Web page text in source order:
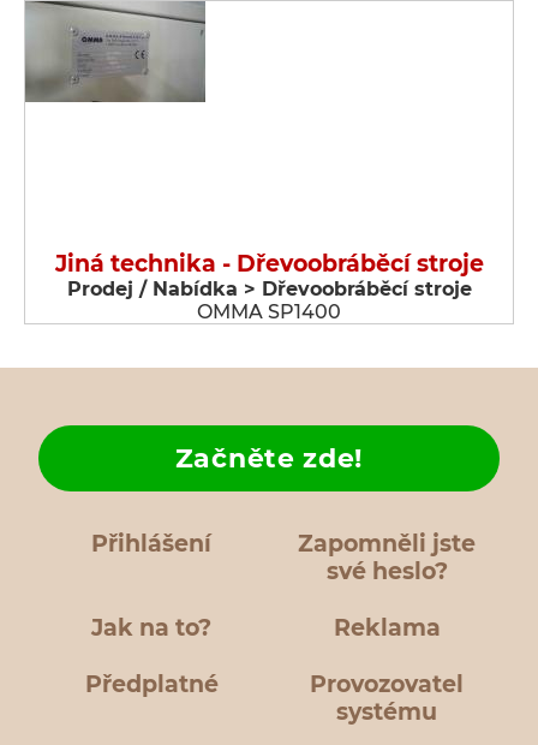
Jiná technika - Dřevoobráběcí stroje
Prodej / Nabídka > Dřevoobráběcí stroje
OMMA SP1400
Přihlášení
Zapomněli jste
své heslo?
Jak na to?
Začněte zde!
Reklama
Předplatné
Provozovatel
systému